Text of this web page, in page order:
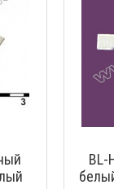
1пФ -
BL-